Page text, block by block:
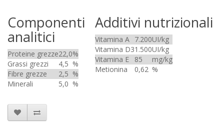
Componenti
analitici
Proteine grezze22,0%
Grassi grezzi
4,5 %
Fibre grezze
2,5 %
Minerali
5,0 %
Additivi nutrizionali
Vitamina A 7.200UI/kg
Vitamina D31.500UI/kg
Vitamina E
85
mg/kg
Metionina
0,62 %